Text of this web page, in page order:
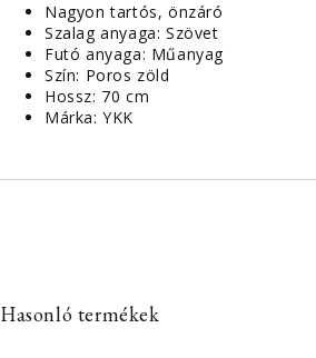
Nagyon tartós, önzáró
Szalag anyaga: Szövet
Futó anyaga: Műanyag
Szín: Poros zöld
Hossz: 70 cm
Márka: YKK
Hasonló termékek